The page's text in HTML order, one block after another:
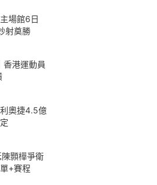
場館6日
射奠勝
港運動員
奧捷4.5億
顥樺爭衛
+賽程